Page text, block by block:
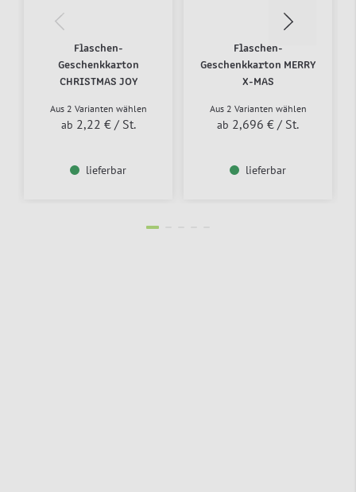
Flaschen-
Geschenkkarton
CHRISTMAS JOY
Aus 2 Varianten wählen
ab 2,22 € / St.
lieferbar
Flaschen-
Geschenkkarton MERRY
X-MAS
Aus 2 Varianten wählen
ab 2,696 € / St.
lieferbar